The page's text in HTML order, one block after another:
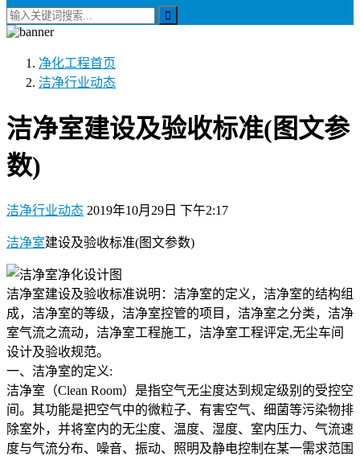
净化工程首页
洁净行业动态
洁净室建设及验收标准(图文参
数)
洁净行业动态 2019年10月29日 下午2:17
洁净室建设及验收标准(图文参数)
洁净室建设及验收标准说明：洁净室的定义，洁净室的结构组
成，洁净室的等级，洁净室控管的项目，洁净室之分类，洁净
室气流之流动，洁净室工程施工，洁净室工程评定,无尘车间
设计及验收规范。
一、洁净室的定义:
洁净室（Clean Room）是指空气无尘度达到规定级别的受控空
间。其功能是把空气中的微粒子、有害空气、细菌等污染物排
除室外，并将室内的无尘度、温度、湿度、室内压力、气流速
度与气流分布、噪音、振动、照明及静电控制在某一需求范围